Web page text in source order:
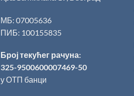
МБ: 07005636
ПИБ: 100155835
Број текућег рачуна:
325-9500600007469-50
у ОТП банци